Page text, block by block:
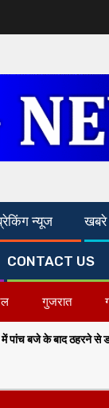
न्यूज खबरे
CONTACT US
गुजरात
डरते थे तात्कालीन